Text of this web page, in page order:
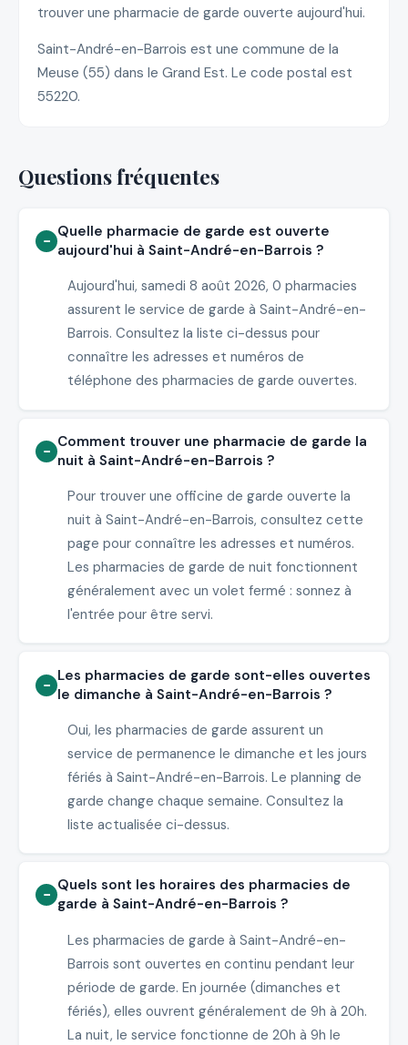
trouver une pharmacie de garde ouverte aujourd'hui.
Saint-André-en-Barrois est une commune de la
Meuse (55) dans le Grand Est. Le code postal est
55220.
Questions fréquentes
Quelle pharmacie de garde est ouverte
aujourd'hui à Saint-André-en-Barrois ?
Aujourd'hui, samedi 8 août 2026, 0 pharmacies
assurent le service de garde à Saint-André-en-
Barrois. Consultez la liste ci-dessus pour
connaître les adresses et numéros de
téléphone des pharmacies de garde ouvertes.
Comment trouver une pharmacie de garde la
nuit à Saint-André-en-Barrois ?
Pour trouver une officine de garde ouverte la
nuit à Saint-André-en-Barrois, consultez cette
page pour connaître les adresses et numéros.
Les pharmacies de garde de nuit fonctionnent
généralement avec un volet fermé : sonnez à
l'entrée pour être servi.
Les pharmacies de garde sont-elles ouvertes
le dimanche à Saint-André-en-Barrois ?
Oui, les pharmacies de garde assurent un
service de permanence le dimanche et les jours
fériés à Saint-André-en-Barrois. Le planning de
garde change chaque semaine. Consultez la
liste actualisée ci-dessus.
Quels sont les horaires des pharmacies de
garde à Saint-André-en-Barrois ?
Les pharmacies de garde à Saint-André-en-
Barrois sont ouvertes en continu pendant leur
période de garde. En journée (dimanches et
fériés), elles ouvrent généralement de 9h à 20h.
La nuit, le service fonctionne de 20h à 9h le